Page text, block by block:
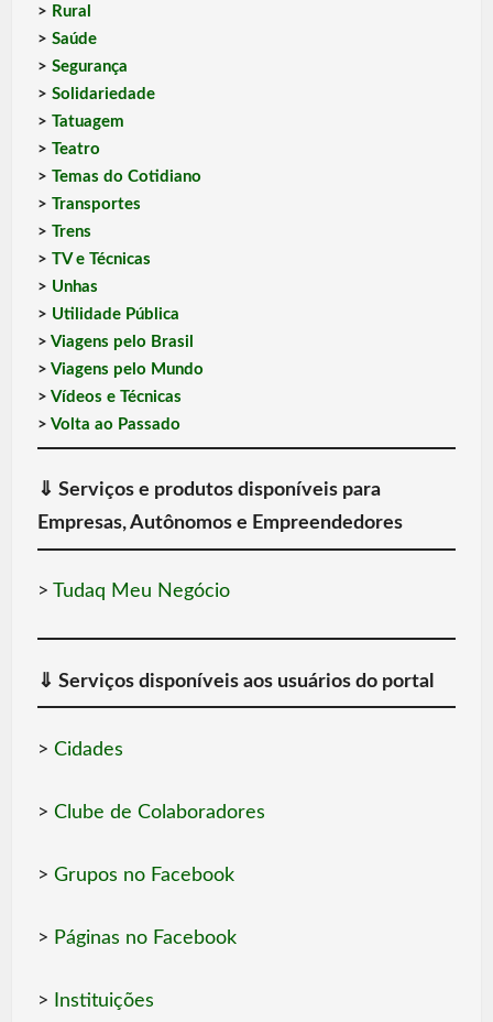
> Rural
> Saúde
> Segurança
> Solidariedade
> Tatuagem
> Teatro
> Temas do Cotidiano
> Transportes
> Trens
> TV e Técnicas
> Unhas
> Utilidade Pública
> Viagens pelo Brasil
> Viagens pelo Mundo
> Vídeos e Técnicas
> Volta ao Passado
⇓ Serviços e produtos disponíveis para
Empresas, Autônomos e Empreendedores
> Tudaq Meu Negócio
⇓ Serviços disponíveis aos usuários do portal
> Cidades
> Clube de Colaboradores
> Grupos no Facebook
> Páginas no Facebook
> Instituições